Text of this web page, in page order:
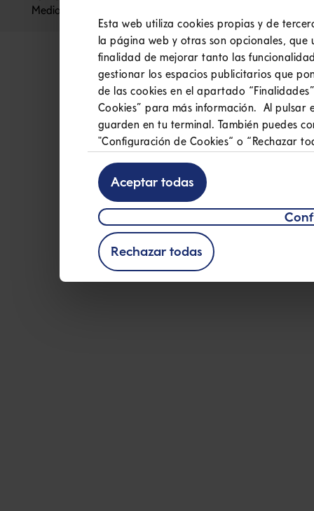
Esta web utiliza cookies propias y de
la página web y otras son opcionales,
finalidad de mejorar tanto las
gestionar los espacios publicitarios que
de las cookies en el apartado
Cookies” para más información. Al pulsar
guarden en tu terminal. También puedes
"Configuración de Cookies“ o “Rechazar
Las cookies técnicas están exceptuadas
artículo 22 de la Ley 34/2002, de 11 de
comercio electrónico (en adelante,
consentimiento (Ver definición de
cookies
Aceptar todas
Rechazar todas
Mediolanum S.p